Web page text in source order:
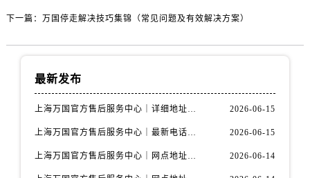
下一篇： 万国停走解决技巧集锦（常见问题及有效解决方案）
最新发布
上海万国官方售后服务中心｜详细地址与售后电话权威信息公示（2026年6月最新） 2026-06-15
上海万国官方售后服务中心｜最新电话及地址权威信息公示（2026年6月最新） 2026-06-15
上海万国官方售后服务中心｜网点地址及热线权威信息公示（2026年6月最新） 2026-06-14